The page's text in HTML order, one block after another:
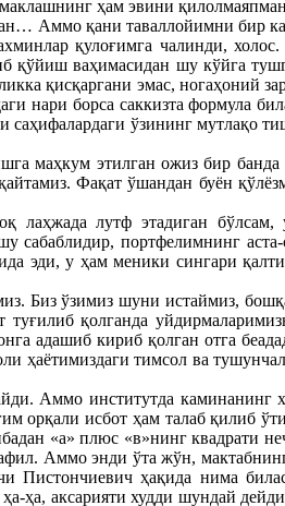
ҳам эвини
Аммо қани таваллойимни бир
қулоғимга чалинди,
ваҳимасидан шу кўйга
қисқаргани эмас, ногаҳоний
нари борса саккизта формула
ўзининг мутлақо
маҳкум этилган ожиз бир
Фақат ўшандан буён
лаҳжада лутф этадиган
портфелимнинг
эди, у ҳам меники сингари
Биз ўзимиз шуни истаймиз,
қолганда
адашиб кириб қолган отга
ҳаётимиздаги тимсол ва
Аммо институтда каминанинг
орқали исбот ҳам талаб қилиб
«а» плюс «в»нинг квадрати
Аммо энди ўта жўн,
Пистончиевич ҳақида нима
аксарияти худди шундай